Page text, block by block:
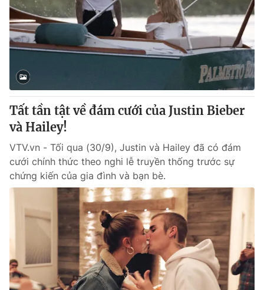
Tất tần tật về đám cưới của Justin Bieber
và Hailey!
VTV.vn - Tối qua (30/9), Justin và Hailey đã có đám
cưới chính thức theo nghi lễ truyền thống trước sự
chứng kiến của gia đình và bạn bè.